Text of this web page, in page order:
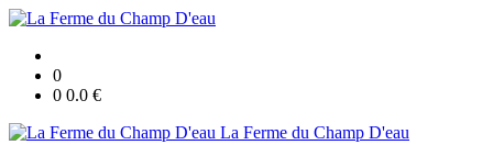
0
0 0.0 €
La Ferme du Champ D'eau